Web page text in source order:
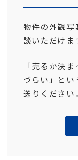
物件の外観写
談いただけま
「売るか決
づらい」と
送りください。